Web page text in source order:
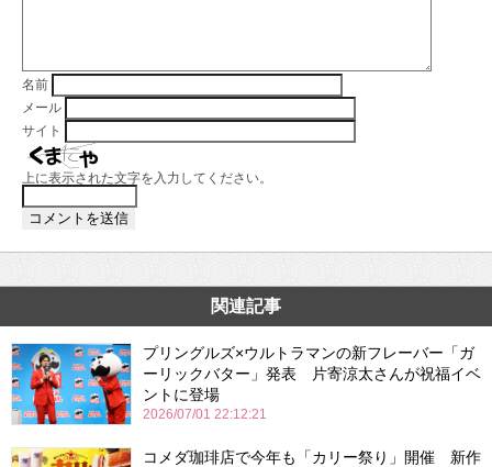
名前
メール
サイト
上に表示された文字を入力してください。
関連記事
プリングルズ×ウルトラマンの新フレーバー「ガ
ーリックバター」発表 片寄涼太さんが祝福イベ
ントに登場
2026/07/01 22:12:21
コメダ珈琲店で今年も「カリー祭り」開催 新作